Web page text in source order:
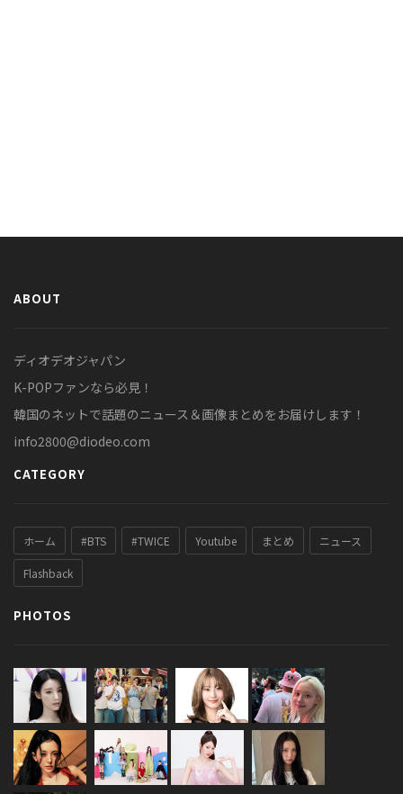
ABOUT
ディオデオジャパン
K-POPファンなら必見！
韓国のネットで話題のニュース＆画像まとめをお届けします！
info2800@diodeo.com
CATEGORY
ホーム #BTS #TWICE Youtube まとめ ニュース
Flashback
PHOTOS